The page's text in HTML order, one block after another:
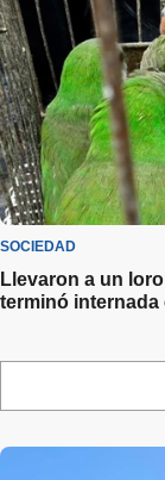
SOCIEDAD
Llevaron a un
terminó